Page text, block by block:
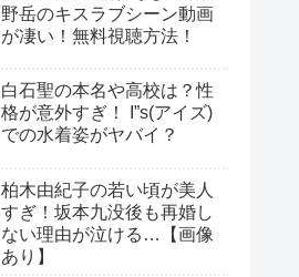
野岳のキスラブシーン動画
が凄い！無料視聴方法！
白石聖の本名や高校は？性
格が意外すぎ！ I”s(アイズ)
での水着姿がヤバイ？
柏木由紀子の若い頃が美人
すぎ！坂本九没後も再婚し
ない理由が泣ける…【画像
あり】